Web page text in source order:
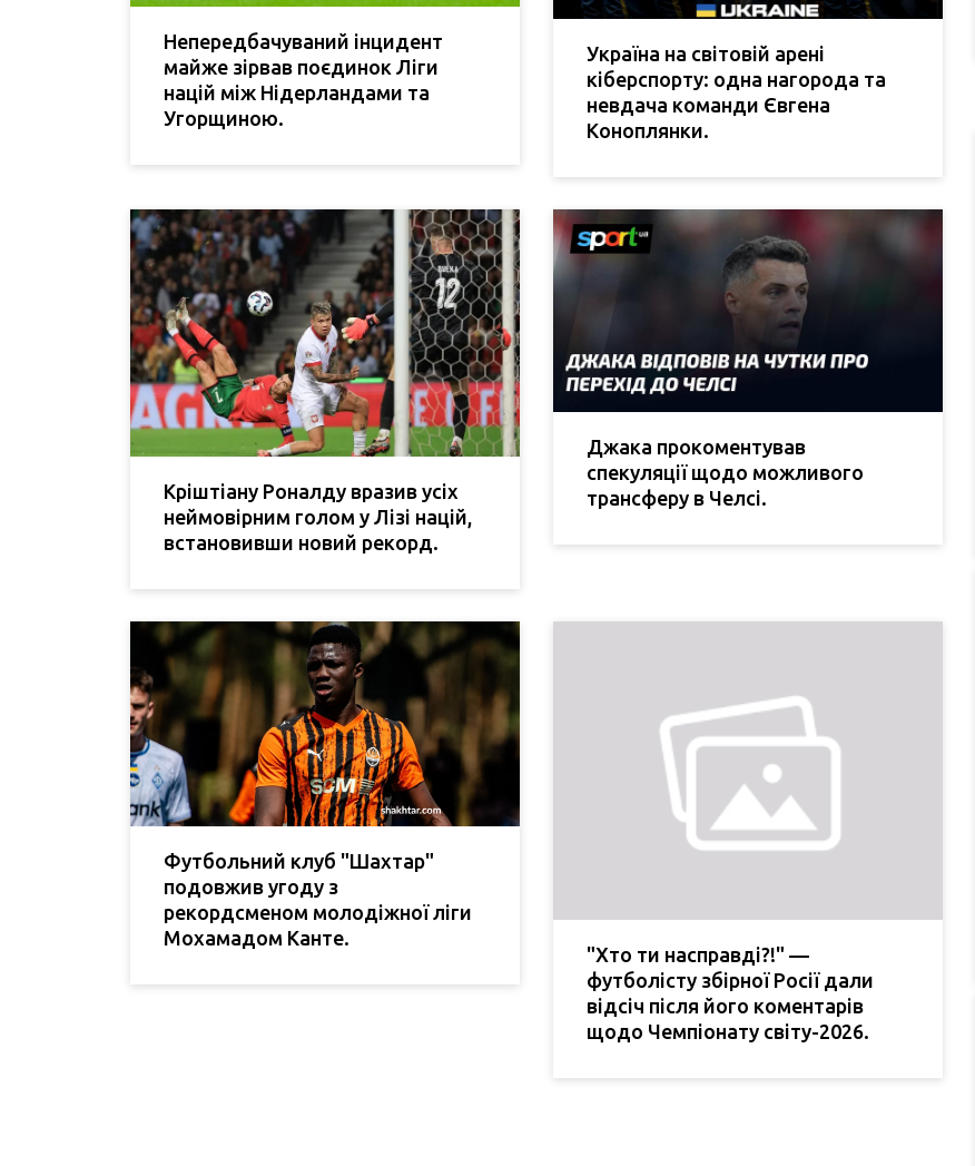
Непередбачуваний інцидент
майже зірвав поєдинок Ліги
націй між Нідерландами та
Угорщиною.
Україна на світовій арені
кіберспорту: одна нагорода та
невдача команди Євгена
Коноплянки.
Кріштіану Роналду вразив усіх
неймовірним голом у Лізі націй,
встановивши новий рекорд.
Джака прокоментував
спекуляції щодо можливого
трансферу в Челсі.
Футбольний клуб "Шахтар"
подовжив угоду з
рекордсменом молодіжної ліги
Мохамадом Канте.
"Хто ти насправді?!" —
футболісту збірної Росії дали
відсіч після його коментарів
щодо Чемпіонату світу-2026.